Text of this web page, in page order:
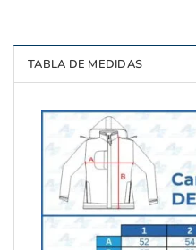
TABLA DE MEDIDAS